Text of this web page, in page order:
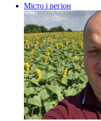
Місто і регіон